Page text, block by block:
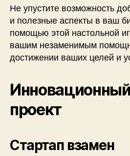
Не упустите возможность
и полезные аспекты в ваш
помощью этой настольной
вашим незаменимым
достижении ваших целей и
проект
Стартап взамен